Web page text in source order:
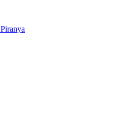
Piranya